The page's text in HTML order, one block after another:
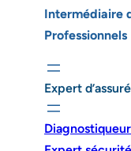
Intermédiaire
Professionnels
Expert d’assuré